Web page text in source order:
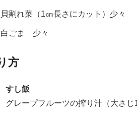
貝割れ菜（1㎝長さにカット）少々
白ごま 少々
方
すし飯
グレープフルーツの搾り汁（大さ